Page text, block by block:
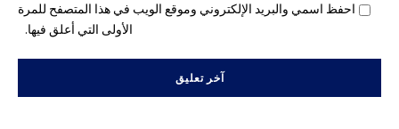
احفظ اسمي والبريد الإلكتروني وموقع الويب في هذا المتصفح للمرة
الأولى التي أعلق فيها.